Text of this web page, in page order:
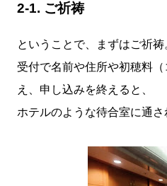
2-1. ご祈祷
ということで、まずはご祈祷
受付で名前や住所や初穂料
え、申し込みを終えると、
ホテルのような待合室に通さ